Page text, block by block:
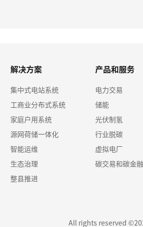
解决方案
集中式电站系统
工商业分布式系统
家庭户用系统
源网荷储一体化
智能运维
生态治理
整县推进
产品和服务
电力交易
储能
光伏制氢
行业脱碳
虚拟电厂
碳交易和碳金融
All rights reserved